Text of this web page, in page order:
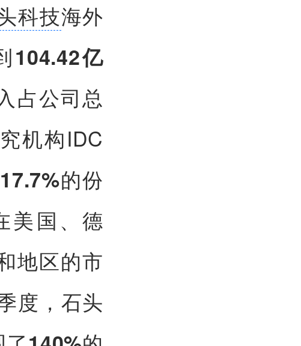
科技海外
104.42亿
占公司总
机构IDC
17.7%的份
美国、德
地区的市
度，石头